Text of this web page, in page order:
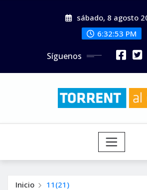
sábado, 8 agosto
6:32:54 PM
Síguenos
Inicio 11(21)